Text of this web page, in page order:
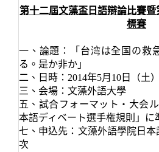
第十二屆文藻盃日語辯論比賽
標賽
一、論題：「台湾は全国の救
る。是か非か」
二、日時：2014年5月10日（土
三、会場：文藻外語大學
五、試合フォーマット・大会
本語ディベート選手権規則」
に
七、申込先：文藻外語學院日
次